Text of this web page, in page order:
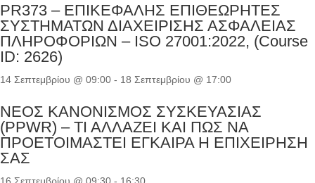
PR373 – ΕΠΙΚΕΦΑΛΗΣ ΕΠΙΘΕΩΡΗΤΕΣ
ΣΥΣΤΗΜΑΤΩΝ ΔΙΑΧΕΙΡΙΣΗΣ ΑΣΦΑΛΕΙΑΣ
ΠΛΗΡΟΦΟΡΙΩΝ – ISO 27001:2022, (Course
ID: 2626)
14 Σεπτεμβρίου @ 09:00 - 18 Σεπτεμβρίου @ 17:00
ΝΕΟΣ ΚΑΝΟΝΙΣΜΟΣ ΣΥΣΚΕΥΑΣΙΑΣ
(PPWR) – ΤΙ ΑΛΛΑΖΕΙ ΚΑΙ ΠΩΣ ΝΑ
ΠΡΟΕΤΟΙΜΑΣΤΕΙ ΕΓΚΑΙΡΑ Η ΕΠΙΧΕΙΡΗΣΗ
ΣΑΣ